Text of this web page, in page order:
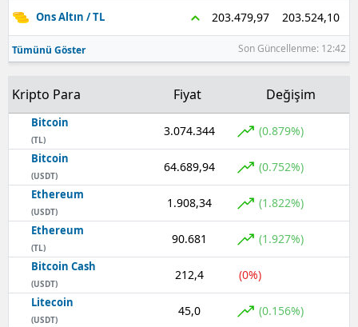
Ons Altın / TL 203.479,97 203.524,10
Tümünü Göster Son Güncellenme: 12:42
Kripto Para Fiyat Değişim
Bitcoin
(TL)
3.074.344 (0.879%)
Bitcoin
(USDT)
64.689,94 (0.752%)
Ethereum
(USDT)
1.908,34 (1.822%)
Ethereum
(TL)
90.681 (1.927%)
Bitcoin Cash
(USDT)
212,4 (0%)
Litecoin
(USDT)
45,0 (0.156%)